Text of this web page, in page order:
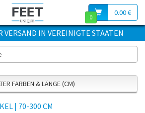
0.00 €
0
VERSAND IN VEREINIGTE STAATEN
FARBEN & LÄNGE (CM)
| 70-300 CM